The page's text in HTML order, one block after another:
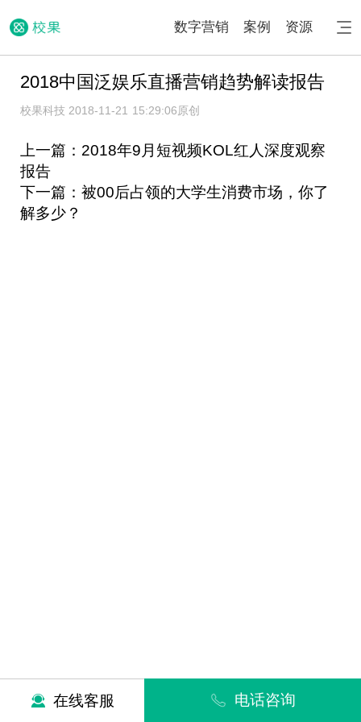
数字营销 案例 资源
2018中国泛娱乐直播营销趋势解读报告
校果科技 2018-11-21 15:29:06原创
上一篇：2018年9月短视频KOL红人深度观察
报告
下一篇：被00后占领的大学生消费市场，你了
解多少？
在线客服 电话咨询